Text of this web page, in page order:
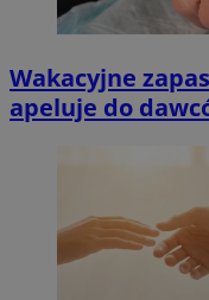
Wakacyjne
apeluje do